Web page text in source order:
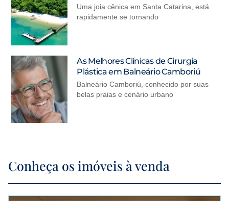
Uma joia cênica em Santa Catarina, está
rapidamente se tornando
As Melhores Clínicas de Cirurgia
Plástica em Balneário Camboriú
Balneário Camboriú, conhecido por suas
belas praias e cenário urbano
Conheça os imóveis à venda